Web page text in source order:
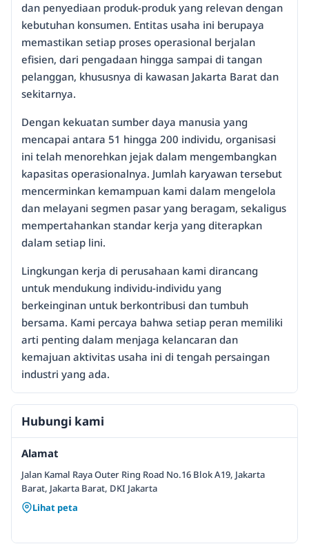
dan penyediaan produk-produk yang relevan dengan
kebutuhan konsumen. Entitas usaha ini berupaya
memastikan setiap proses operasional berjalan
efisien, dari pengadaan hingga sampai di tangan
pelanggan, khususnya di kawasan Jakarta Barat dan
sekitarnya.
Dengan kekuatan sumber daya manusia yang
mencapai antara 51 hingga 200 individu, organisasi
ini telah menorehkan jejak dalam mengembangkan
kapasitas operasionalnya. Jumlah karyawan tersebut
mencerminkan kemampuan kami dalam mengelola
dan melayani segmen pasar yang beragam, sekaligus
mempertahankan standar kerja yang diterapkan
dalam setiap lini.
Lingkungan kerja di perusahaan kami dirancang
untuk mendukung individu-individu yang
berkeinginan untuk berkontribusi dan tumbuh
bersama. Kami percaya bahwa setiap peran memiliki
arti penting dalam menjaga kelancaran dan
kemajuan aktivitas usaha ini di tengah persaingan
industri yang ada.
Hubungi kami
Alamat
Jalan Kamal Raya Outer Ring Road No.16 Blok A19, Jakarta
Barat, Jakarta Barat, DKI Jakarta
Lihat peta